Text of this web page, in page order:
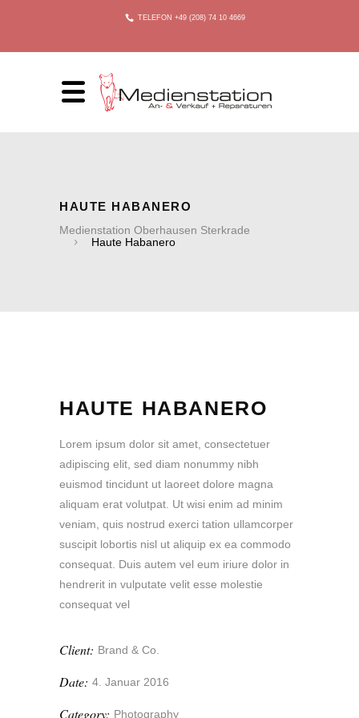
TELEFON +49 (208) 74 10 4669
HAUTE HABANERO
Medienstation Oberhausen Sterkrade
Haute Habanero
HAUTE HABANERO
Lorem ipsum dolor sit amet, consectetuer
adipiscing elit, sed diam nonummy nibh
euismod tincidunt ut laoreet dolore magna
aliquam erat volutpat. Ut wisi enim ad minim
veniam, quis nostrud exerci tation ullamcorper
suscipit lobortis nisl ut aliquip ex ea commodo
consequat. Duis autem vel eum iriure dolor in
hendrerit in vulputate velit esse molestie
consequat vel
Client: Brand & Co.
Date: 4. Januar 2016
Category: Photography